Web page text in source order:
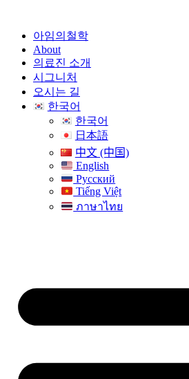
아임의철학
About
의료진 소개
시그니처
오시는 길
한국어
한국어
日本語
中文 (中国)
English
Русский
Tiếng Việt
ภาษาไทย